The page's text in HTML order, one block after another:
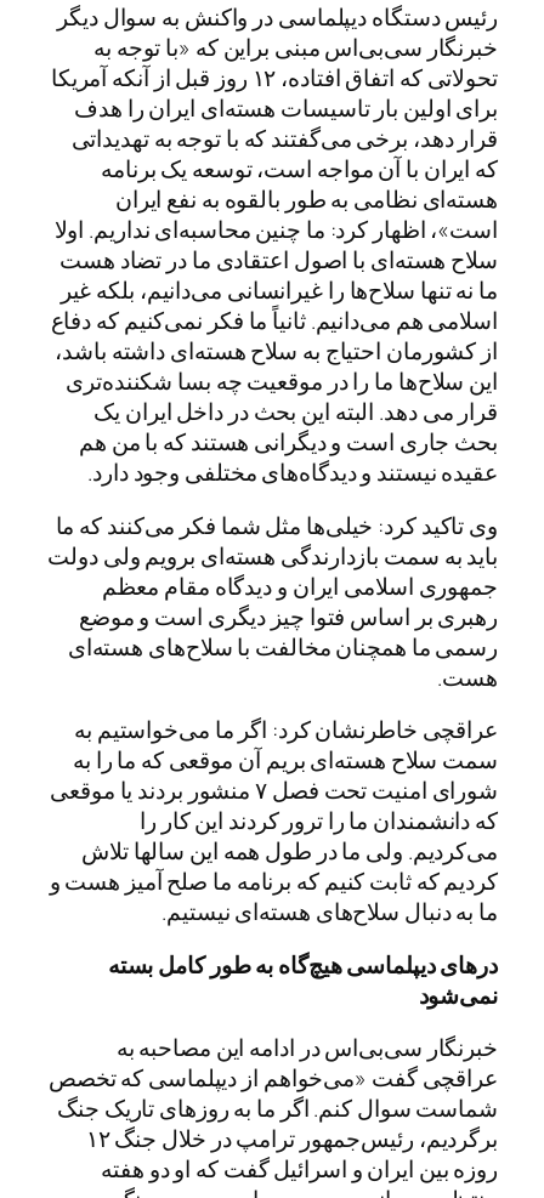
رئیس دستگاه دیپلماسی در واکنش به سوال دیگر
خبرنگار سی‌بی‌اس مبنی براین که «با توجه به
تحولاتی که اتفاق افتاده، ۱۲ روز قبل از آنکه آمریکا
برای اولین بار تاسیسات هسته‌ای ایران را هدف
قرار دهد، برخی می‌گفتند که با توجه به تهدیداتی
که ایران با آن مواجه است، توسعه یک برنامه
هسته‌ای نظامی به طور بالقوه به نفع ایران
است»، اظهار کرد: ما چنین محاسبه‌ای نداریم. اولا
سلاح هسته‌ای با اصول اعتقادی ما در تضاد هست
ما نه تنها سلاح‌ها را غیرانسانی می‌دانیم، بلکه غیر
اسلامی هم می‌دانیم. ثانیاً ما فکر نمی‌کنیم که دفاع
از کشورمان احتیاج به سلاح هسته‌ای داشته باشد،
این سلاح‌ها ما را در موقعیت چه بسا شکننده‌تری
قرار می دهد. البته این بحث در داخل ایران یک
بحث جاری است و دیگرانی هستند که با من هم
عقیده نیستند و دیدگاه‌های مختلفی وجود دارد.
وی تاکید کرد: خیلی‌ها مثل شما فکر می‌کنند که ما
باید به سمت بازدارندگی هسته‌ای برویم ولی دولت
جمهوری اسلامی ایران و دیدگاه مقام معظم
رهبری بر اساس فتوا چیز دیگری است و موضع
رسمی ما همچنان مخالفت با سلاح‌های هسته‌ای
هست.
عراقچی خاطرنشان کرد: اگر ما می‌خواستیم به
سمت سلاح هسته‌ای بریم آن موقعی که ما را به
شورای امنیت تحت فصل ۷ منشور بردند یا موقعی
که دانشمندان ما را ترور کردند این کار را
می‌کردیم. ولی ما در طول همه این سالها تلاش
کردیم که ثابت کنیم که برنامه ما صلح آمیز هست و
ما به دنبال سلاح‌های هسته‌ای نیستیم.
درهای دیپلماسی هیچ‌گاه به طور کامل بسته
نمی‌شود
خبرنگار سی‌بی‌اس در ادامه این مصاحبه به
عراقچی گفت «می‌خواهم از دیپلماسی که تخصص
شماست سوال کنم. اگر ما به روزهای تاریک جنگ
برگردیم، رئیس‌جمهور ترامپ در خلال جنگ ۱۲
روزه بین ایران و اسرائیل گفت که او دو هفته